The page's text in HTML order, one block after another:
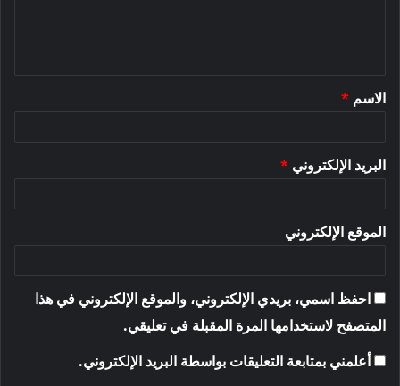
*
الاسم *
البريد الإلكتروني *
الموقع الإلكتروني
احفظ اسمي، بريدي الإلكتروني، والموقع الإلكتروني في هذا
المتصفح لاستخدامها المرة المقبلة في تعليقي.
أعلمني بمتابعة التعليقات بواسطة البريد الإلكتروني.